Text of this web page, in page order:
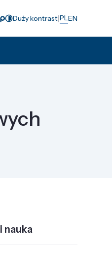
Duży kontrast|PLEN
nauka